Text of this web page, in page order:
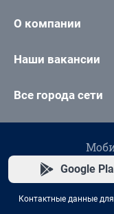
О компании
Наши вакансии
Все города сети
Google
Контактные данные